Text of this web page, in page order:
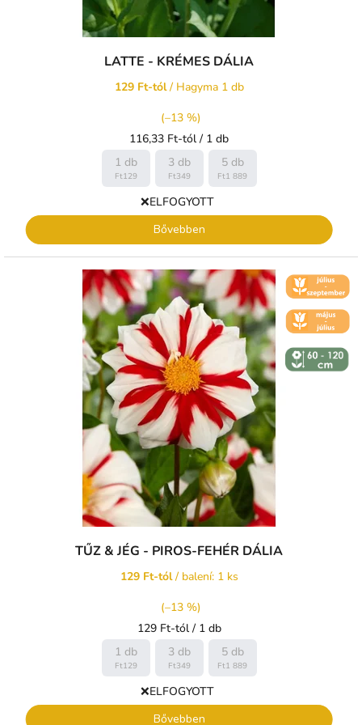
LATTE - KRÉMES DÁLIA
129 Ft-tól/ Hagyma 1 db
(–13 %)
Egységár:
116,33 Ft-tól / 1 db
1 db
Ft129
3 db
Ft349
5 db
Ft1 889
❌ELFOGYOTT
Bővebben
🌼 KVĚT -
ČERVENEC
🌼 KVĚT -
ČERVEN
↕️ VÝŠKA 60
- 120 CM
TŰZ & JÉG - PIROS-FEHÉR DÁLIA
129 Ft-tól/ balení: 1 ks
(–13 %)
Egységár:
129 Ft-tól / 1 db
1 db
Ft129
3 db
Ft349
5 db
Ft1 889
❌ELFOGYOTT
Bővebben